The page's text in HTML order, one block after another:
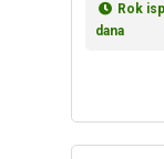
Rok
dana